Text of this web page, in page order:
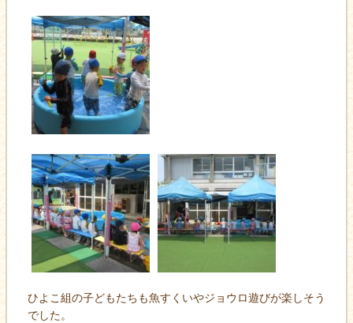
ひよこ組の子どもたちも魚すくいやジョウロ遊びが楽しそう
でした。